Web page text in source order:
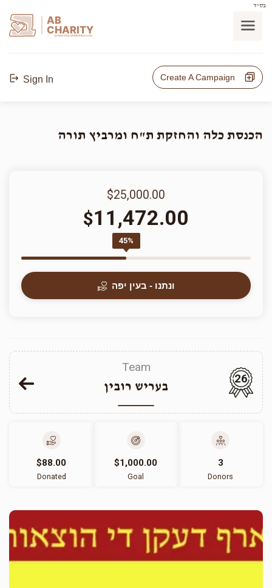
בס"ד
AB
CHARITY
powerd by ahblicklive.com
Sign In Create A Campaign
הכנסת כלה והחזקת ת"ח ומרביץ תורה
$25,000.00
$11,472.00
45%
ונתנו - בעין יפה
Team
בעריש רובין
26
$88.00
Donated
$1,000.00
Goal
3
Donors